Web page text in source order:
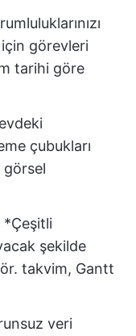
görevleri
tarihi göre
çubukları
görsel
*Çeşitli
şekilde
takvim, Gantt
veri